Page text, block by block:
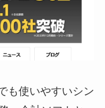
も使いやすいシン